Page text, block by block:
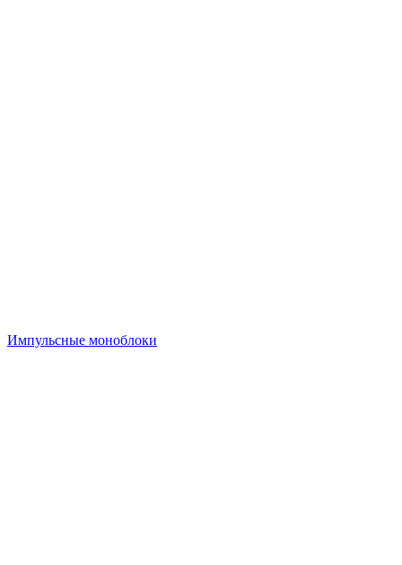
Импульсные моноблоки